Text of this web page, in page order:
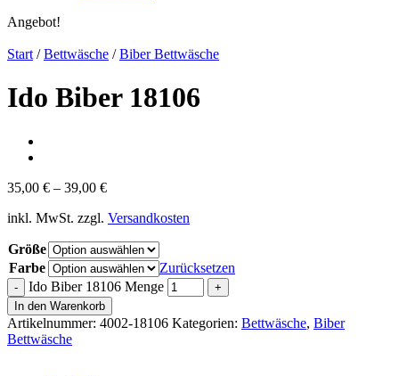
Angebot!
Start / Bettwäsche / Biber Bettwäsche
Ido Biber 18106
35,00 € – 39,00 €
inkl. MwSt. zzgl. Versandkosten
Größe
Farbe
Zurücksetzen
Ido Biber 18106 Menge
In den Warenkorb
Artikelnummer: 4002-18106 Kategorien: Bettwäsche, Biber
Bettwäsche